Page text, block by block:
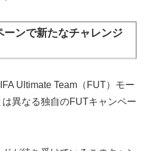
ンで新たなチャレンジ
Ultimate Team（FUT）モー
異なる独自のFUTキャンペー